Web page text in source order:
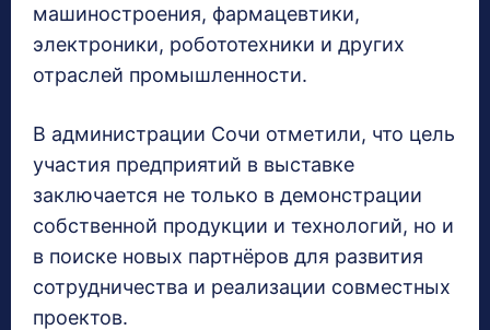
машиностроения, фармацевтики,
электроники, робототехники и других
отраслей промышленности.
В администрации Сочи отметили, что цель
участия предприятий в выставке
заключается не только в демонстрации
собственной продукции и технологий, но и
в поиске новых партнёров для развития
сотрудничества и реализации совместных
проектов.